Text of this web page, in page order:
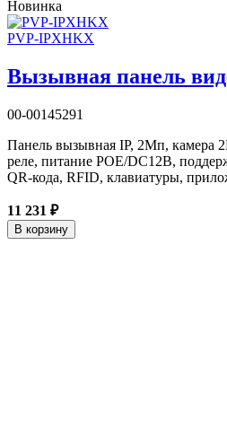
Новинка
PVP-IPXHKX
Вызывная панель
00-00145291
Панель вызывная IP, 2Мп, камера
реле, питание POE/DC12В,
QR-кода, RFID, клавиатуры,
11 231 ₽
В корзину